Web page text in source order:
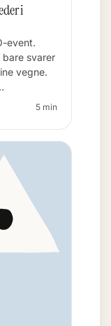
i
event.
svarer
vegne.
5 min